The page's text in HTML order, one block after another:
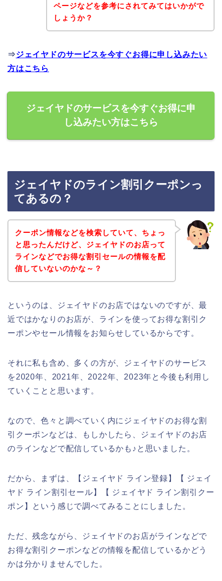
ページなどを参考にされてみてはいかがで
しょうか？
⇒ジェイヤドのサービスを今すぐお得に申し込みたい
方はこちら
ジェイヤドのサービスを今すぐお得に申
し込みたい方はこちら
ジェイヤドのライン割引クーポンっ
てあるの？
クーポン情報などを検索していて、ちょっ
と思ったんだけど、ジェイヤドのお店って
ラインなどでお得な割引セールの情報を配
信していないのかな～？
というのは、ジェイヤドのお店ではないのですが、最
近ではかなりのお店が、ラインを使ってお得な割引ク
ーポンやセール情報をお知らせしているからです。
それに私も含め、多くの方が、ジェイヤドのサービス
を2020年、2021年、2022年、2023年と今後も利用し
ていくことと思います。
なので、色々と調べていく内にジェイヤドのお得な割
引クーポンなどは、もしかしたら、ジェイヤドのお店
のラインなどで配信しているかも♪と思いました。
だから、まずは、【ジェイヤド ライン登録】【 ジェイ
ヤド ライン割引セール】【 ジェイヤド ライン割引クー
ポン】という感じで調べてみることにしました。
ただ、残念ながら、ジェイヤドのお店がラインなどで
お得な割引クーポンなどの情報を配信しているかどう
かは分かりませんでした。